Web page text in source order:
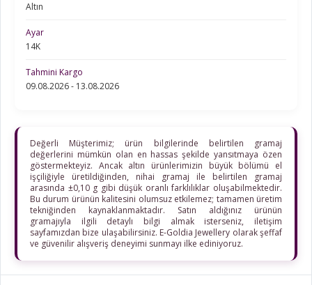
Altın
Ayar
14K
Tahmini Kargo
09.08.2026 - 13.08.2026
Değerli Müşterimiz; ürün bilgilerinde belirtilen gramaj
değerlerini mümkün olan en hassas şekilde yansıtmaya özen
göstermekteyiz. Ancak altın ürünlerimizin büyük bölümü el
işçiliğiyle üretildiğinden, nihai gramaj ile belirtilen gramaj
arasında ±0,10 g gibi düşük oranlı farklılıklar oluşabilmektedir.
Bu durum ürünün kalitesini olumsuz etkilemez; tamamen üretim
tekniğinden kaynaklanmaktadır. Satın aldığınız ürünün
gramajıyla ilgili detaylı bilgi almak isterseniz, iletişim
sayfamızdan bize ulaşabilirsiniz. E-Goldia Jewellery olarak şeffaf
ve güvenilir alışveriş deneyimi sunmayı ilke ediniyoruz.